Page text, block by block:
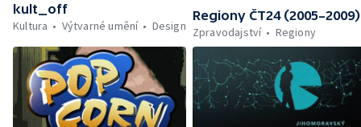
kult_off
Kultura
Výtvarné umění Design
Regiony ČT24 (2005–2009)
Zpravodajství
Regiony